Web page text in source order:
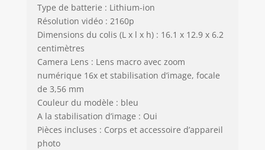
besoins divers
mAh et longue
d'une carte TF de
32 Go (incluse) et
des cartes
mémoire jusqu'à
128 Go, cette
Type de batterie : Lithium-ion
Résolution vidéo : 2160p
Dimensions du colis (L x l x h) : 16.1 x 12.9 x 6.2
centimètres
Camera Lens : Lens macro avec zoom
numérique 16x et stabilisation d’image, focale
de 3,56 mm
Couleur du modèle : bleu
A la stabilisation d’image : Oui
Pièces incluses : Corps et accessoire d’appareil
photo